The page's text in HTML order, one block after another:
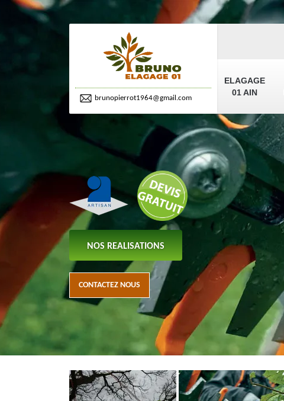
brunopierrot1964@gmail.com
ELAGAGE
01 AIN
NOS REALISATIONS
CONTACTEZ NOUS